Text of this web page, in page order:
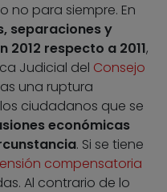
no para siempre. En
separaciones y
2012 respecto a 2011,
Judicial del Consejo
una ruptura
ciudadanos que se
económicas
. Si se tiene
compensatoria
Al contrario de lo